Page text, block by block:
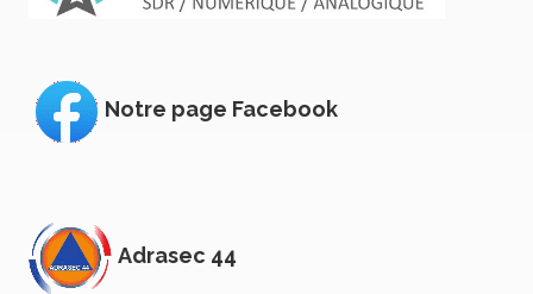
Notre page Facebook
Adrasec 44